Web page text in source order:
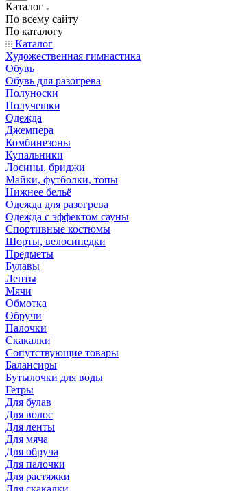
Каталог
По всему сайту
По каталогу
Каталог
Художественная гимнастика
Обувь
Обувь для разогрева
Полуноски
Получешки
Одежда
Джемпера
Комбинезоны
Купальники
Лосины, бриджи
Майки, футболки, топы
Нижнее бельё
Одежда для разогрева
Одежда с эффектом сауны
Спортивные костюмы
Шорты, велосипедки
Предметы
Булавы
Ленты
Мячи
Обмотка
Обручи
Палочки
Скакалки
Сопутствующие товары
Балансиры
Бутылочки для воды
Гетры
Для булав
Для волос
Для ленты
Для мяча
Для обруча
Для палочки
Для растяжки
Для скакалки